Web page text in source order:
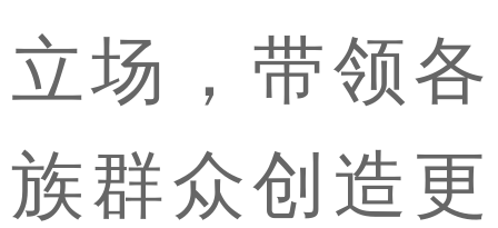
立场，带领各
族群众创造更